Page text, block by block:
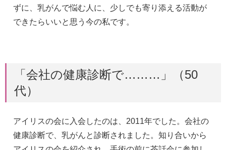
ずに、乳がんで悩む人に、少しでも寄り添える活動が
できたらいいと思う今の私です。
「会社の健康診断で………」（50
代）
アイリスの会に入会したのは、2011年でした。会社の
健康診断で、乳がんと診断されました。知り合いから